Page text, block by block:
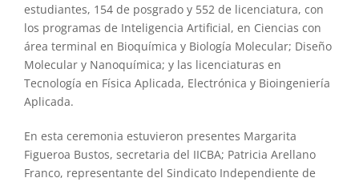
estudiantes, 154 de posgrado y 552 de licenciatura, con
los programas de Inteligencia Artificial, en Ciencias con
área terminal en Bioquímica y Biología Molecular; Diseño
Molecular y Nanoquímica; y las licenciaturas en
Tecnología en Física Aplicada, Electrónica y Bioingeniería
Aplicada.
En esta ceremonia estuvieron presentes Margarita
Figueroa Bustos, secretaria del IICBA; Patricia Arellano
Franco, representante del Sindicato Independiente de